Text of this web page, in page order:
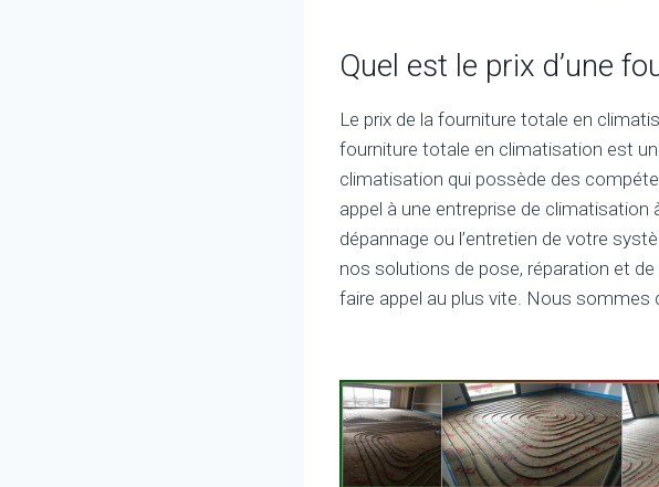
Quel est le prix d’une
Le prix de la fourniture totale en
fourniture totale en climatisation est
climatisation qui possède des
appel à une entreprise de climatisation
dépannage ou l’entretien de votre
nos solutions de pose, réparation et
faire appel au plus vite. Nous sommes